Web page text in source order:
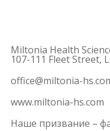
Miltonia Health
107-111 Fleet Street,
office@miltonia-
www.miltonia-hs.com
Наше призвание –